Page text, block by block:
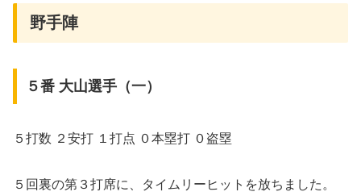
野手陣
５番 大山選手（一）
５打数 ２安打 １打点 ０本塁打 ０盗塁
５回裏の第３打席に、タイムリーヒットを放ちました。